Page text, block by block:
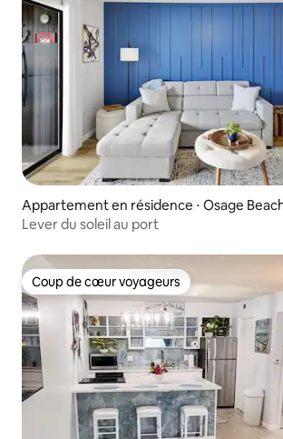
Appartement en résidence ⋅ Osage
Lever du soleil au port
Coup de cœur voyageurs
Coup de cœur voyageurs